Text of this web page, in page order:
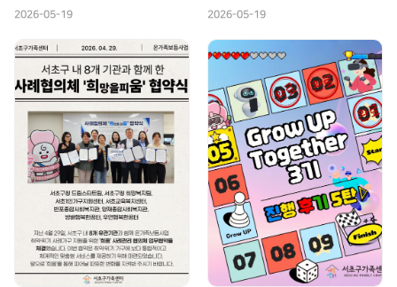
2026-05-19 2026-05-19